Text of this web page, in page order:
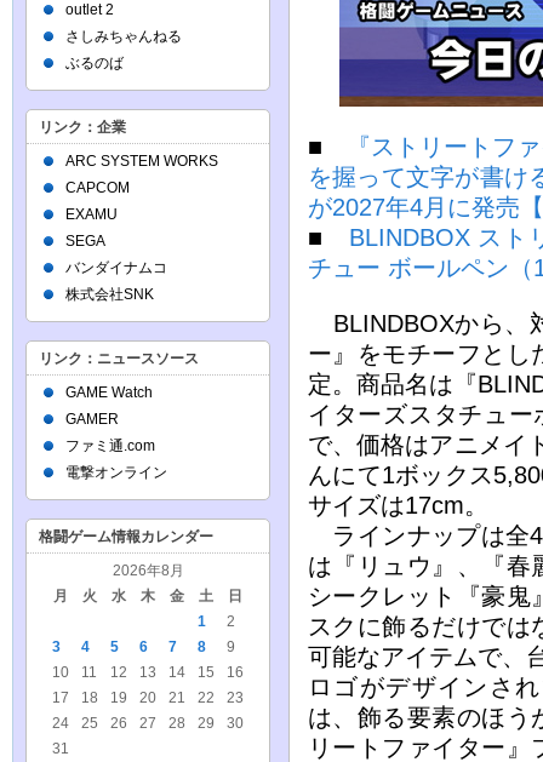
■
『ストリートフ
を握って文字が書け
が2027年4月に発売
■ BLINDBOX スト
チュー ボールペン（
BLINDBOXから、
ー』をモチーフとし
定。商品名は『
イターズスタチュ
で、価格はアニメイ
んにて1ボックス
サイズは17cm。
ラインナップは全
は『リュウ』、『春
シークレット『豪鬼
スクに飾るだけで
可能なアイテムで、
ロゴがデザインさ
は、飾る要素のほう
リートファイター
outlet 2
さしみちゃんねる
ぶるのば
リンク：企業
ARC SYSTEM WORKS
CAPCOM
EXAMU
SEGA
バンダイナムコ
株式会社SNK
リンク：ニュースソース
GAME Watch
GAMER
ファミ通.com
電撃オンライン
格闘ゲーム情報カレンダー
2026年8月
月
火 水 木 金 土 日
1
2
3
4 5 6 7 8
9
10
11 12 13 14 15
16
17
18 19 20 21 22
23
24
25 26 27 28 29
30
31